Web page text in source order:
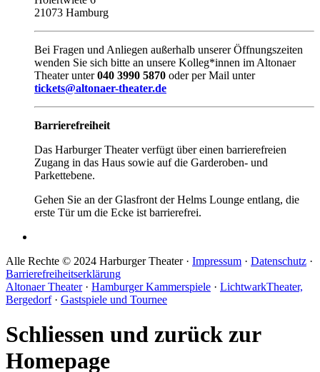
21073 Hamburg
Bei Fragen und Anliegen außerhalb unserer Öffnungszeiten
wenden Sie sich bitte an unsere Kolleg*innen im Altonaer
Theater unter040 3990 5870 oder per Mail unter
tickets@altonaer-theater.de
Barrierefreiheit
Das Harburger Theater verfügt über einen barrierefreien
Zugang in das Haus sowie auf die Garderoben- und
Parkettebene.
Gehen Sie an der Glasfront der Helms Lounge entlang, die
erste Tür um die Ecke ist barrierefrei.
Alle Rechte © 2024 Harburger Theater · Impressum · Datenschutz ·
Barrierefreiheitserklärung
Altonaer Theater· Hamburger Kammerspiele · LichtwarkTheater,
Bergedorf· Gastspiele und Tournee
Schliessen und zurück zur
Homepage